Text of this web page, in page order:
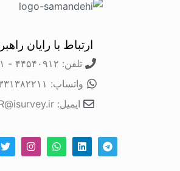
ارتباط با رایان راهبرد
واتساپ: ۰۹۳۳۱۳۸۲۲۱۱